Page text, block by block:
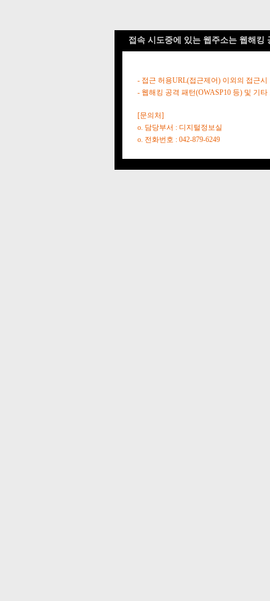
접속 시도중에 있는 웹주소는 웹해킹
- 접근 허용URL(접근제어) 이외의 접근시
- 웹해킹 공격 패턴(OWASP10 등) 및 기
[문의처]
o. 담당부서 : 디지털정보실
o. 전화번호 : 042-879-6249